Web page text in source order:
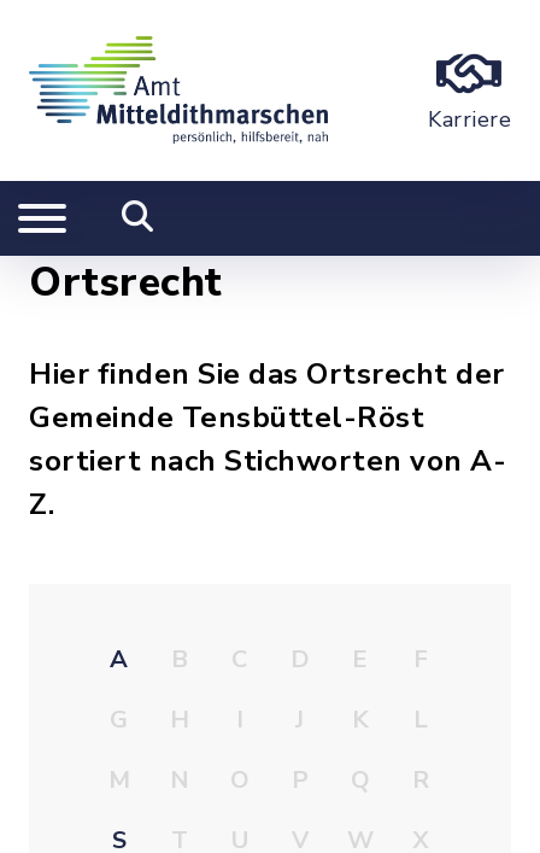
Karriere
Ortsrecht
Hier finden Sie das Ortsrecht der
Gemeinde Tensbüttel-Röst
sortiert nach Stichworten von A-
Z.
A B C D E
F
G
H I J K
L
M
N O P Q
R
S
T U V W
X